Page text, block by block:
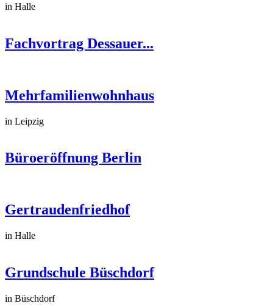
in Halle
Fachvortrag Dessauer...
Mehrfamilienwohnhaus
in Leipzig
Büroeröffnung Berlin
Gertraudenfriedhof
in Halle
Grundschule Büschdorf
in Büschdorf